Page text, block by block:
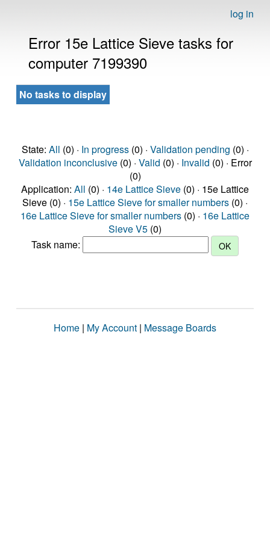
log in
Error 15e Lattice Sieve tasks for
computer 7199390
No tasks to display
State: All (0) · In progress(0) · Validation pending (0) ·
Validation inconclusive(0) · Valid (0) · Invalid (0) · Error
(0)
Application: All (0) · 14e Lattice Sieve (0) · 15e Lattice
Sieve (0) · 15e Lattice Sieve for smaller numbers (0) ·
16e Lattice Sieve for smaller numbers (0) · 16e Lattice
Sieve V5 (0)
Task name:
Home | My Account | Message Boards